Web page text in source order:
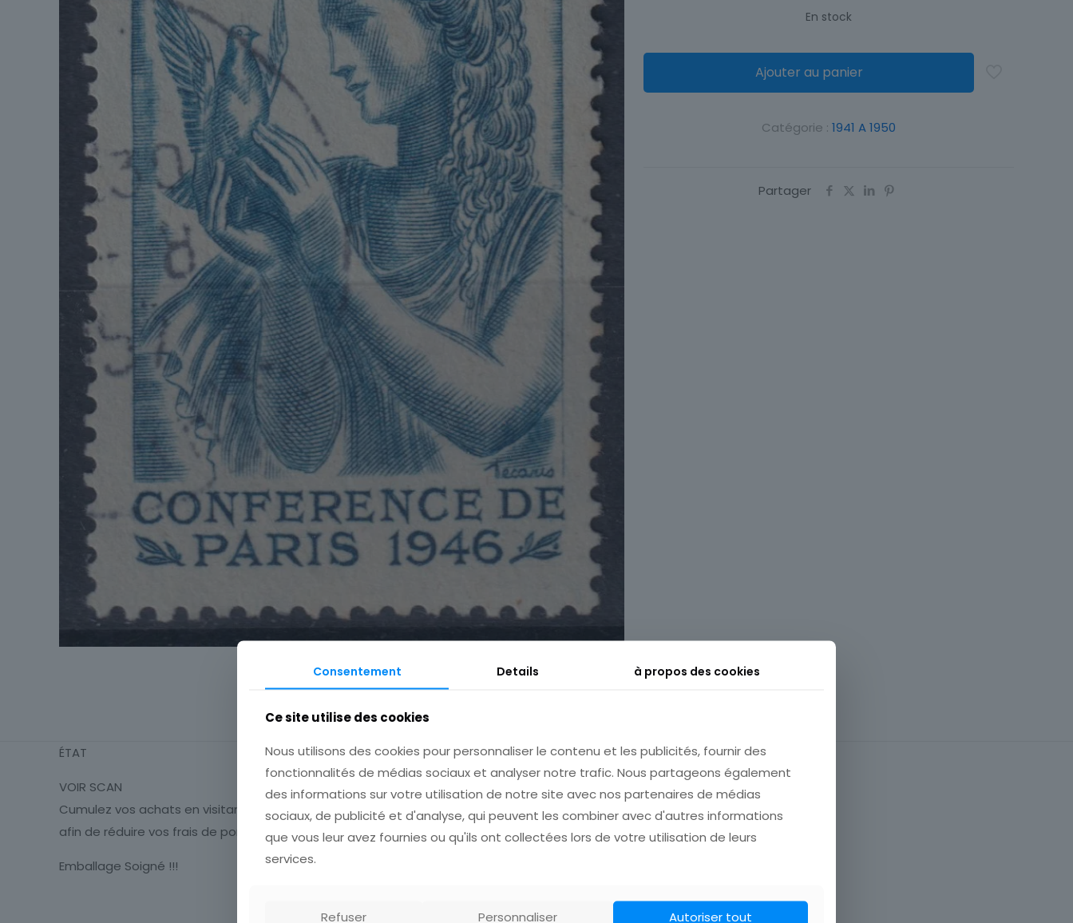
En stock
Ajouter au panier
Catégorie : 1941 A 1950
Partager
Description
ÉTAT
VOIR SCAN
Cumulez vos achats en visitant ma boutique
afin de réduire vos frais de port.
Emballage Soigné !!!
COMMUNICATION
Consentement Details à propos des cookies
Ce site utilise des cookies
Nous utilisons des cookies pour personnaliser le contenu et les publicités, fournir des
fonctionnalités de médias sociaux et analyser notre trafic. Nous partageons également
des informations sur votre utilisation de notre site avec nos partenaires de médias
sociaux, de publicité et d'analyse, qui peuvent les combiner avec d'autres informations
que vous leur avez fournies ou qu'ils ont collectées lors de votre utilisation de leurs
services.
Refuser Personnaliser Autoriser tout